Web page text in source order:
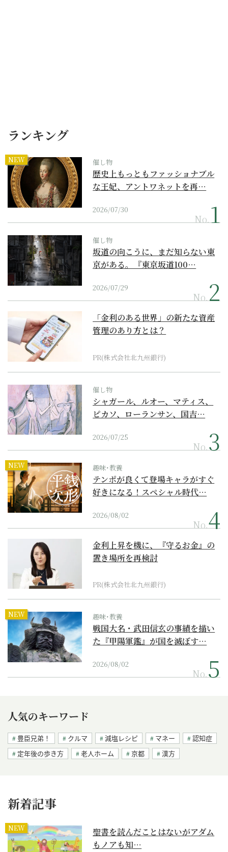
ランキング
NEW 催し物
歴史上もっともファッショナブル
な王妃、アントワネットを再…
2026/07/30
No.
催し物
坂道の向こうに、まだ知らない東
京がある。『東京坂道100…
2026/07/29
No.
「金利のある世界」の新たな資産
管理のあり方とは？
PR(株式会社北九州銀行)
催し物
シャガール、ルオー、マティス、
ピカソ、ローランサン、国吉…
2026/07/25
No.
NEW 趣味･教養
テンポが良くて登場キャラがすぐ
好きになる！スペシャル時代…
2026/08/02
No.
金利上昇を機に、『守るお金』の
置き場所を再検討
PR(株式会社北九州銀行)
NEW 趣味･教養
戦国大名・武田信玄の事績を描い
た『甲陽軍鑑』が国を滅ぼす…
2026/08/02
No.
人気のキーワード
豊臣兄弟！ クルマ 減塩レシピ マネー
認知症
定年後の歩き方
老人ホーム 京都 漢方
新着記事
NEW
聖書を読んだことはないがアダム
もノアも知…